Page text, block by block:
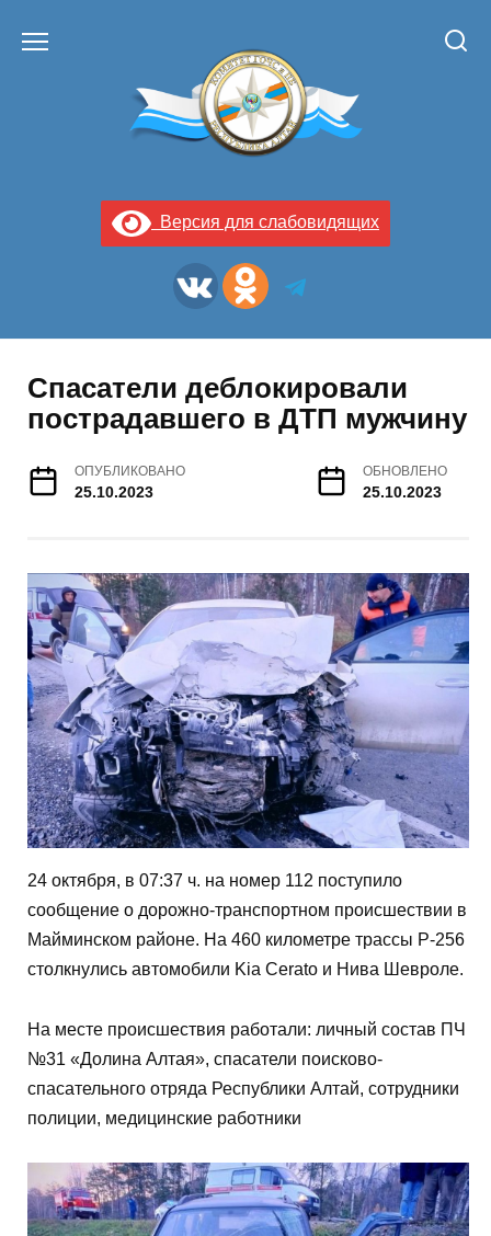
Версия для слабовидящих
Спасатели деблокировали
пострадавшего в ДТП мужчину
ОПУБЛИКОВАНО
25.10.2023
ОБНОВЛЕНО
25.10.2023
24 октября, в 07:37 ч. на номер 112 поступило
сообщение о дорожно-транспортном происшествии в
Майминском районе. На 460 километре трассы Р-256
столкнулись автомобили Kia Cerato и Нива Шевроле.
На месте происшествия работали: личный состав ПЧ
№31 «Долина Алтая», спасатели поисково-
спасательного отряда Республики Алтай, сотрудники
полиции, медицинские работники